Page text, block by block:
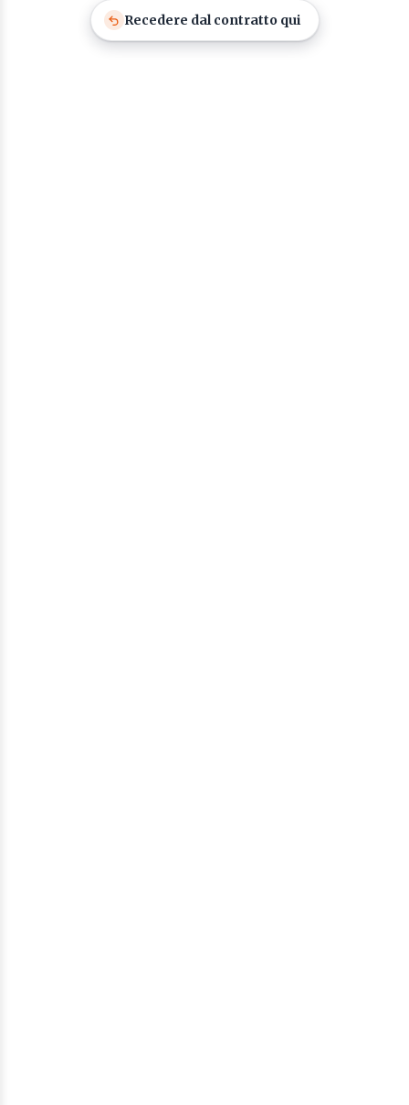
Recedere dal contratto qui